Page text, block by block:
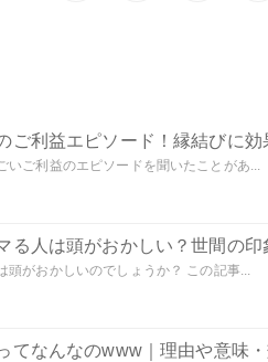
ご利益エピソード！縁結びに
いご利益のエピソードを聞いたことがあ...
る人は頭がおかしい？世間の
頭がおかしいのでしょうか？ この記事...
てなんなのwww｜理由や意味